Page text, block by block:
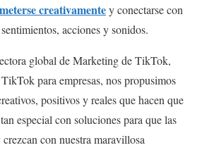
creativamentey conectarse con
acciones y sonidos.
global de Marketing de TikTok,
para empresas, nos propusimos
positivos y reales que hacen que
especial con soluciones para que las
con nuestra maravillosa